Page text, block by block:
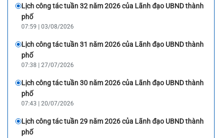
Lịch công tác tuần 32 năm 2026 của Lãnh đạo UBND thành
phố
07:59 | 03/08/2026
Lịch công tác tuần 31 năm 2026 của Lãnh đạo UBND thành
phố
07:38 | 27/07/2026
Lịch công tác tuần 30 năm 2026 của Lãnh đạo UBND thành
phố
07:43 | 20/07/2026
Lịch công tác tuần 29 năm 2026 của Lãnh đạo UBND thành
phố